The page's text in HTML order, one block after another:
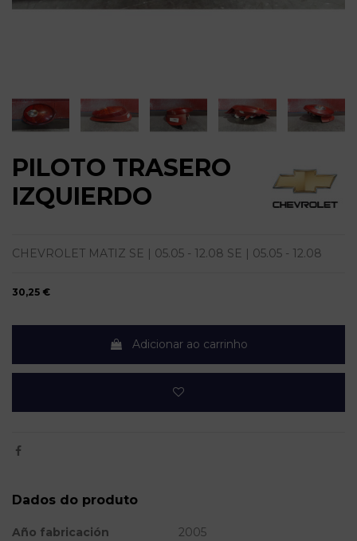
PILOTO TRASERO
IZQUIERDO
CHEVROLET MATIZ SE | 05.05 - 12.08 SE | 05.05 - 12.08
30,25 €
Adicionar ao carrinho
Dados do produto
Año fabricación
2005